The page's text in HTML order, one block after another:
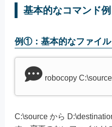
基本的なコマンド例
例①：基本的なファイル
robocopy
C:\source から